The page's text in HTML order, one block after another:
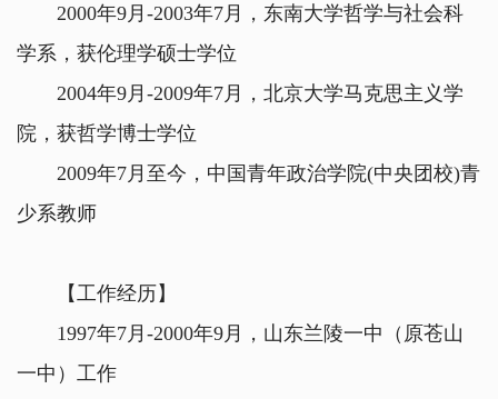
2000年9月-2003年7月，东南大学哲学与社会科
学系，获伦理学硕士学位
2004年9月-2009年7月，北京大学马克思主义学
院，获哲学博士学位
2009年7月至今，中国青年政治学院(中央团校)青
少系教师
【工作经历】
1997年7月-2000年9月，山东兰陵一中（原苍山
一中）工作